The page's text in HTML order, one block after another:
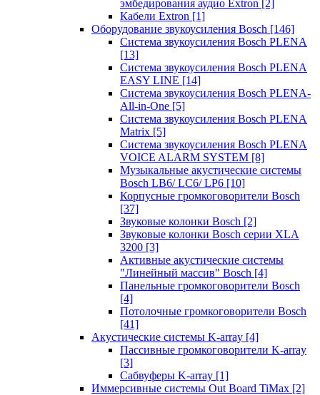
эмбедирования аудио Extron [2]
Кабели Extron [1]
Оборудование звукоусиления Bosch [146]
Система звукоусиления Bosch PLENA
[13]
Система звукоусиления Bosch PLENA
EASY LINE [14]
Система звукоусиления Bosch PLENA-
All-in-One [5]
Система звукоусиления Bosch PLENA
Matrix [5]
Система звукоусиления Bosch PLENA
VOICE ALARM SYSTEM [8]
Музыкальные акустические системы
Bosch LB6/ LC6/ LP6 [10]
Корпусные громкоговорители Bosch
[37]
Звуковые колонки Bosch [2]
Звуковые колонки Bosch серии XLA
3200 [3]
Активные акустические системы
"Линейный массив" Bosch [4]
Панельные громкоговорители Bosch
[4]
Потолочные громкоговорители Bosch
[41]
Акустические системы K-array [4]
Пассивные громкоговорители K-array
[3]
Сабвуферы K-array [1]
Иммерсивные системы Out Board TiMax [2]